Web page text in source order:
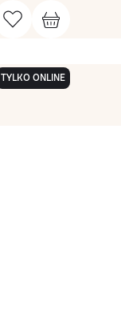
TYLKO ONLINE